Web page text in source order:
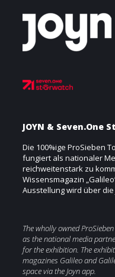
JOYN & Seven.One
Die 100%ige ProSieben
fungiert als nationaler
reichweitenstark zu
Wissensmagazin
Ausstellung wird über die
The wholly owned
as the national media
for the exhibition. The
magazines Galileo and
space via the Joyn app.